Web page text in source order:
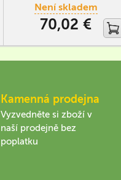
1, Season 2), který vás zavádí
do období studené války.
Sovětský svaz vyvíjí
Není skladem
70,02 €
Kamenná prodejna
Vyzvedněte si zboží v
naší prodejně bez
poplatku